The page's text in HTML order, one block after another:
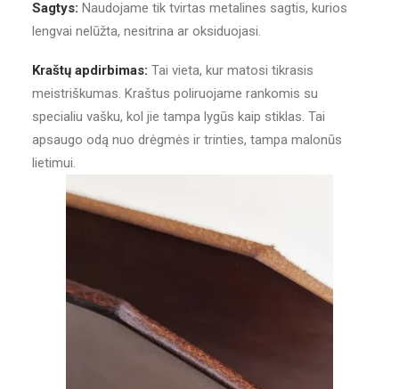
Sagtys: Naudojame tik tvirtas metalines sagtis, kurios
lengvai nelūžta, nesitrina ar oksiduojasi.
Kraštų apdirbimas: Tai vieta, kur matosi tikrasis
meistriškumas. Kraštus poliruojame rankomis su
specialiu vašku, kol jie tampa lygūs kaip stiklas. Tai
apsaugo odą nuo drėgmės ir trinties, tampa malonūs
lietimui.